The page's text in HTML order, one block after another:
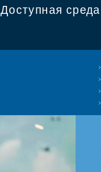
Доступная среда